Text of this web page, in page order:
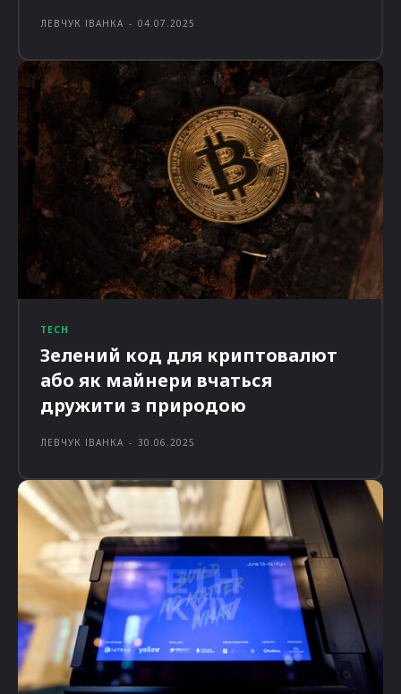
ЛЕВЧУК ІВАНКА - 04.07.2025
TECH
Зелений код для криптовалют
або як майнери вчаться
дружити з природою
ЛЕВЧУК ІВАНКА - 30.06.2025